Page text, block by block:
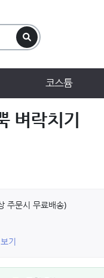
코스튬
벼락치기
주문시 무료배송)
기